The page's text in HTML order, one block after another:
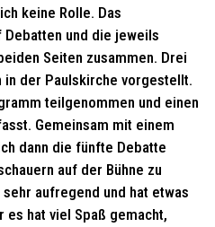
keine Rolle. Das
und die jeweils
Seiten zusammen. Drei
der Paulskirche vorgestellt.
teilgenommen und einen
Gemeinsam mit einem
dann die fünfte Debatte
auf der Bühne zu
aufregend und hat etwas
hat viel Spaß gemacht,